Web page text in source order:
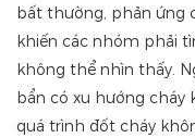
bất thường, phản ứng
khiến các nhóm phải
không thể nhìn thấy.
bẩn có xu hướng cháy
quá trình đốt cháy